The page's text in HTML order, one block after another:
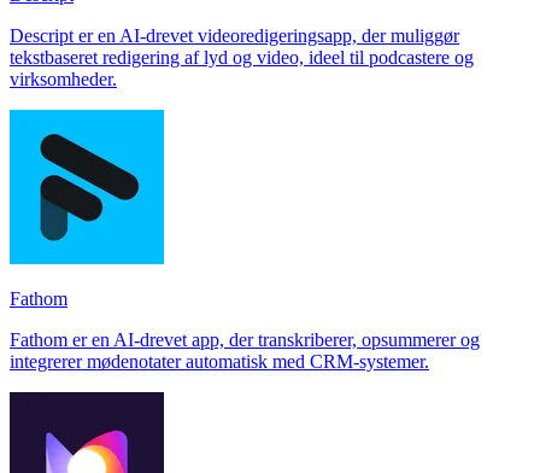
Descript er en AI-drevet videoredigeringsapp, der muliggør
tekstbaseret redigering af lyd og video, ideel til podcastere og
virksomheder.
Fathom
Fathom er en AI-drevet app, der transkriberer, opsummerer og
integrerer mødenotater automatisk med CRM-systemer.